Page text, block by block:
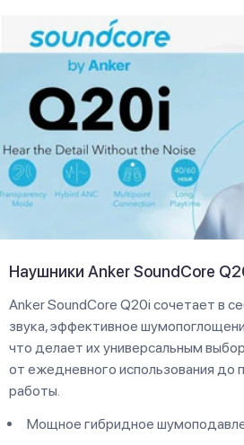
Наушники Anker SoundCore
Anker SoundCore Q20i сочетает в
звука, эффективное
что делает их универсальным
от ежедневного использования до
работы.
Мощное гибридное